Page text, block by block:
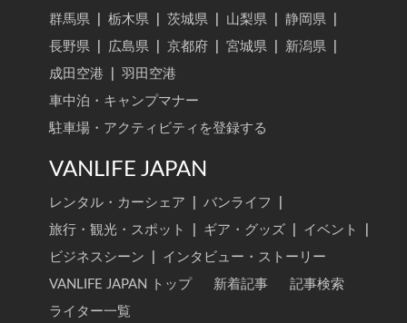
群馬県
栃木県 茨城県 山梨県 静岡県
長野県
広島県 京都府 宮城県 新潟県
成田空港
羽田空港
車中泊・キャンプマナー
駐車場・アクティビティを登録する
VANLIFE JAPAN
レンタル・カーシェア バンライフ
旅行・観光・スポット
ギア・グッズ イベント
ビジネスシーン
インタビュー・ストーリー
VANLIFE JAPAN トップ
新着記事
記事検索
ライター一覧